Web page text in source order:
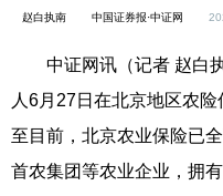
赵白执南 中国证券报·中证网
中证网讯（记者 赵白
人6月27日在北京地区农
至目前，北京农业保险已
首农集团等农业企业，拥